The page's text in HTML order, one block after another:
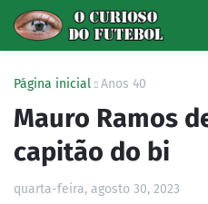
Página inicial Anos 40
Mauro Ramos
capitão do bi
quarta-feira, agosto 30, 2023